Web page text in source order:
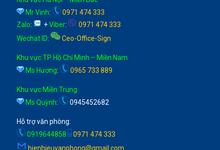
Mr Vinh:
0971 474 333
Zalo: +Viber:
0971 474 333
Wechat ID: Ceo-Office-Sign
Khu vực TP Hồ Chí Minh – Miền Nam
Ms Hương: 0965 733 889
Khu vực Miền Trung
Ms Quỳnh: 0945452682
Hỗ trợ văn phòng:
0919644858
0971 474 333
bienhieuvanphong@gmail.com